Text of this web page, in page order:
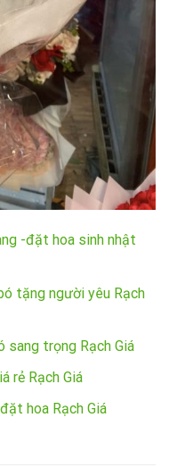
-đặt hoa sinh nhật
tặng người yêu Rạch
sang trọng Rạch Giá
rẻ Rạch Giá
hoa Rạch Giá